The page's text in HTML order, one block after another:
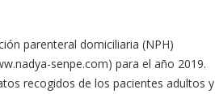
parenteral domiciliaria (NPH)
senpe.com) para el año 2019.
recogidos de los pacientes adultos y